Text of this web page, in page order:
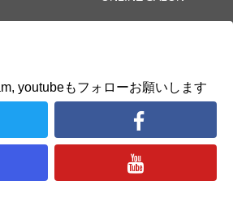
youtubeもフォローお願いします